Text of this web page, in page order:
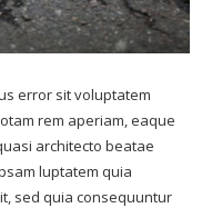
error sit voluptatem
rem aperiam, eaque
architecto beatae
luptatem quia
sed quia consequuntur